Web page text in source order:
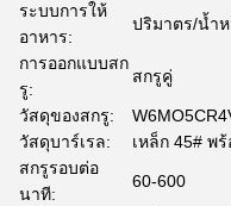
ระบบการให้
อาหาร:
ปริมาตร/น้ำ
การออกแบบสก
รู:
สกรูคู่
วัสดุของสกรู:
วัสดุบาร์เรล:
เหล็ก 45# พ
สกรูรอบต่อ
นาที:
60-600